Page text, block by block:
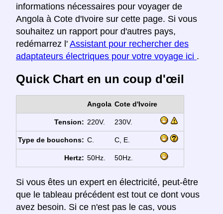
informations nécessaires pour voyager de
Angola à Cote d'Ivoire sur cette page. Si vous
souhaitez un rapport pour d'autres pays,
redémarrez l' Assistant pour rechercher des
adaptateurs électriques pour votre voyage ici .
Quick Chart en un coup d'œil
Angola Cote d'Ivoire
Tension: 220V. 230V.
Type de bouchons: C. C, E.
Hertz: 50Hz. 50Hz.
Si vous êtes un expert en électricité, peut-être
que le tableau précédent est tout ce dont vous
avez besoin. Si ce n'est pas le cas, vous